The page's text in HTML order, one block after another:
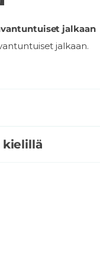
jalkaan
jalkaan.